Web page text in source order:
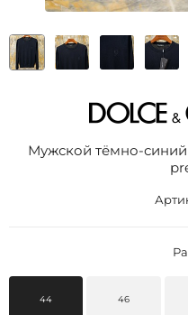
Мужской тёмно-
44 46